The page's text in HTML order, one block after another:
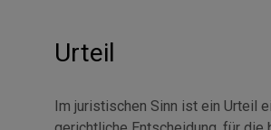
Urteil
Im juristischen Sinn ist ein Urteil